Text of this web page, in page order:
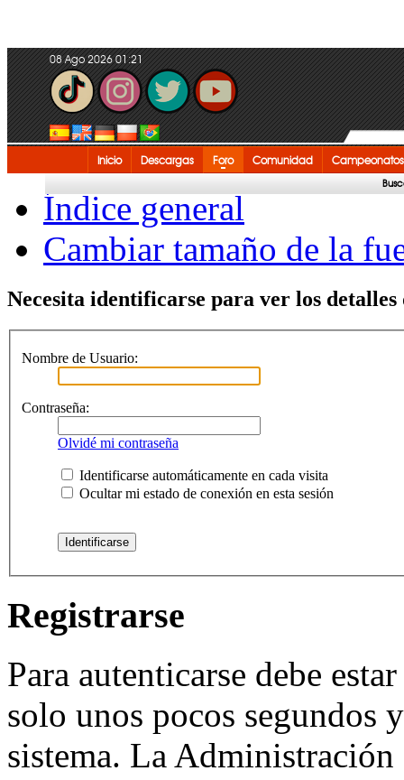
08 Ago 2026 01:21
Inicio Descargas Foro Comunidad Campeonatos
Índice general
Cambiar tamaño de la
Necesita identificarse para ver los detalles
Nombre de Usuario:
Contraseña:
Olvidé mi contraseña
Identificarse automáticamente en cada visita
Ocultar mi estado de conexión en esta sesión
Registrarse
Para autenticarse debe
solo unos pocos segundos
sistema. La